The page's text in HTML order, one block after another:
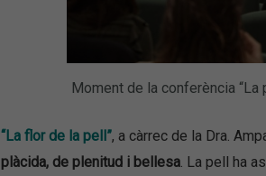
Moment de la conferència
“La flor de la pell”, a càrrec de la Dra.
plàcida, de plenitud i bellesa. La pell ha